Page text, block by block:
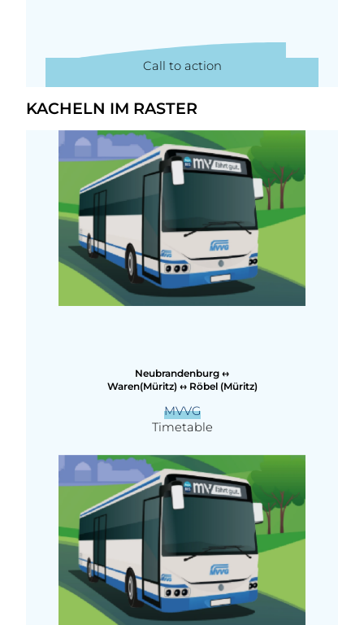
Call to action
KACHELN IM RASTER
Neubrandenburg ↔
Waren(Müritz) ↔ Röbel (Müritz)
MVVG
Timetable